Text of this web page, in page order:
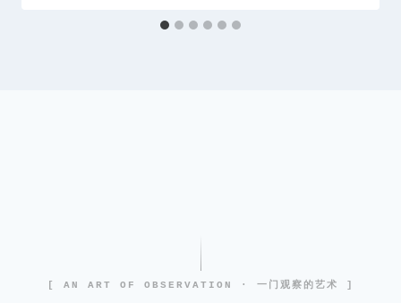
[ AN ART OF OBSERVATION · 一门观察的艺术 ]